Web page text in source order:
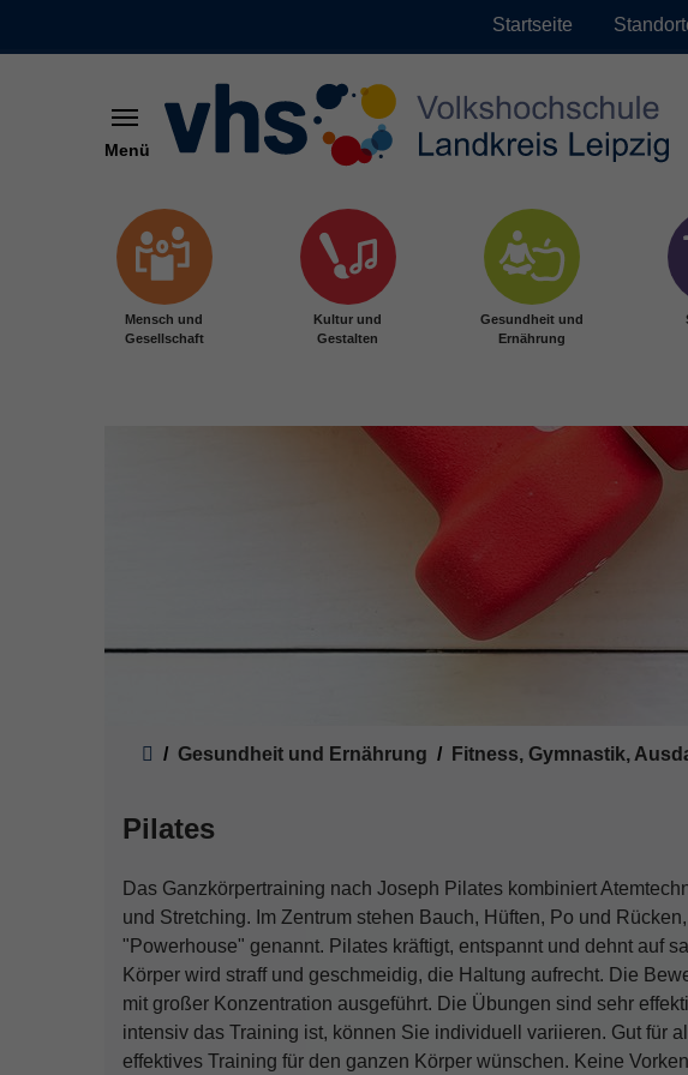
Startseite
Menü
Mensch und
Gesellschaft
Kultur und
Gestalten
Gesundheit und
Ernährung
Gesundheit und Ernährung Fitness, Gymnastik,
Pilates
Das Ganzkörpertraining nach Joseph Pilates kombiniert
und Stretching. Im Zentrum stehen Bauch, Hüften, Po und
"Powerhouse" genannt. Pilates kräftigt, entspannt und dehnt auf
Körper wird straff und geschmeidig, die Haltung aufrecht. Die
mit großer Konzentration ausgeführt. Die Übungen sind sehr
intensiv das Training ist, können Sie individuell variieren. Gut für
effektives Training für den ganzen Körper wünschen. Keine